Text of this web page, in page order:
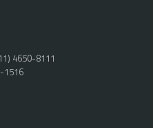
4650-8111
1516